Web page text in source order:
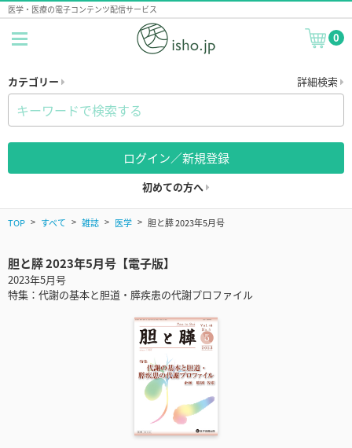
医学・医療の電子コンテンツ配信サービス
0
カテゴリー 詳細検索
ログイン／新規登録
初めての方へ
TOP すべて 雑誌 医学 胆と膵 2023年5月号
胆と膵 2023年5月号【電子版】
2023年5月号
特集：代謝の基本と胆道・膵疾患の代謝プロファイル